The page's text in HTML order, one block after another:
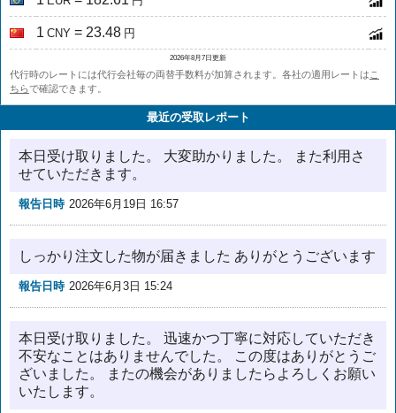
1 CNY = 23.48 円
2026年8月7日更新
代行時のレートには代行会社毎の両替手数料が加算されます。各社の適用レートは こ
ちらで確認できます。
最近の受取レポート
本日受け取りました。 大変助かりました。 また利用さ
せていただきます。
報告日時 2026年6月19日 16:57
しっかり注文した物が届きました ありがとうございます
報告日時 2026年6月3日 15:24
本日受け取りました。 迅速かつ丁寧に対応していただき
不安なことはありませんでした。 この度はありがとうご
ざいました。 またの機会がありましたらよろしくお願い
いたします。